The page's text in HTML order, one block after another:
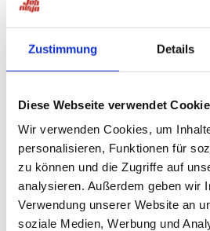
Zustimmung Details
Diese Webseite verwendet
Wir verwenden Cookies, um
personalisieren, Funktionen für
zu können und die Zugriffe auf
analysieren. Außerdem geben wir
Verwendung unserer Website an
soziale Medien, Werbung und
Gerne Zusatzbezeichnung
Ihr Ansprechpartner:
Bauer B+V Personalberatung
T.: 0211 -Jetzt bewerben!E.:
Jetzt schnell
Neu!